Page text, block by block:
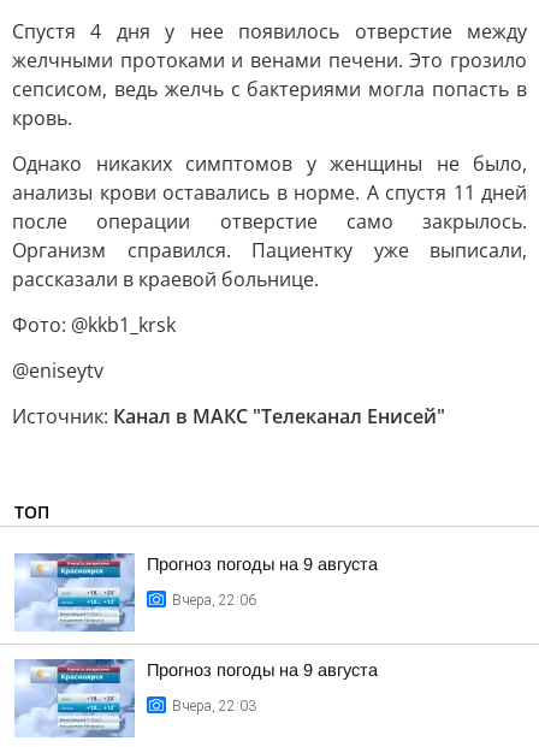
Спустя 4 дня у нее появилось отверстие между
желчными протоками и венами печени. Это грозило
сепсисом, ведь желчь с бактериями могла попасть в
кровь.
Однако никаких симптомов у женщины не было,
анализы крови оставались в норме. А спустя 11 дней
после операции отверстие само закрылось.
Организм справился. Пациентку уже выписали,
рассказали в краевой больнице.
Фото: @kkb1_krsk
@eniseytv
Источник: Канал в МАКС "Телеканал Енисей"
ТОП
Прогноз погоды на 9 августа
Вчера, 22:06
Прогноз погоды на 9 августа
Вчера, 22:03